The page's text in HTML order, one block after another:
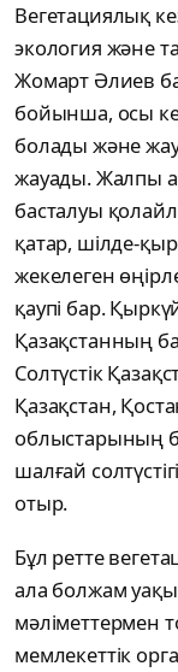
Вегетациялық
экология және
Жомарт Әлиев
бойынша, осы
болады және
жауады. Жалпы
басталуы
қатар, шілде-
жекелеген
қаупі бар.
Қазақстанның
Солтүстік
Қазақстан,
облыстарының
шалғай
отыр.
Бұл ретте
ала болжам
мәліметтермен
мемлекеттік